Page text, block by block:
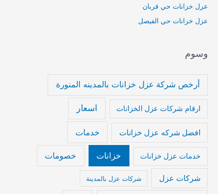
عزل خزانات حي قربان
عزل خزانات حي الفيصل
وسوم
أرخص شركة عزل خزانات بالمدينه المنورة
ارقام شركات عزل الخزانات اسعار
افضل شركه عزل خزانات خدمات
خدمات عزل خزانات خزانات خصومات
شركات عزل شركات عزل بالمدينة